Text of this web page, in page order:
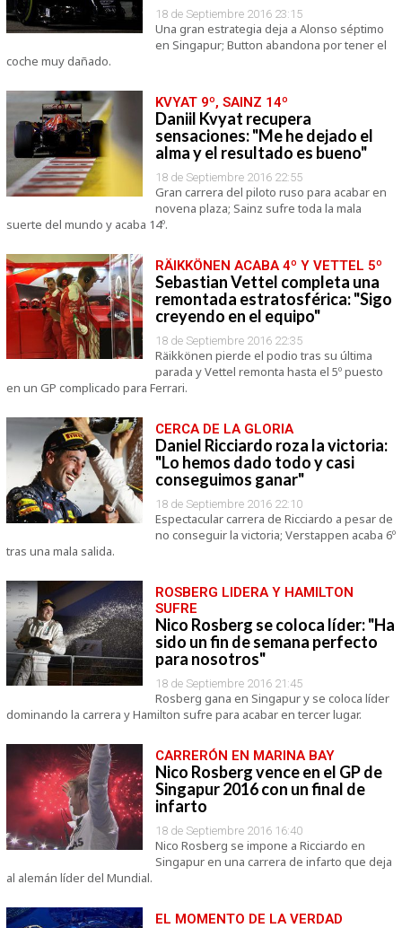
18 de Septiembre 2016 23:15
Una gran estrategia deja a Alonso séptimo
en Singapur; Button abandona por tener el
coche muy dañado.
KVYAT 9º, SAINZ 14º
Daniil Kvyat recupera
sensaciones: "Me he dejado el
alma y el resultado es bueno"
18 de Septiembre 2016 22:55
Gran carrera del piloto ruso para acabar en
novena plaza; Sainz sufre toda la mala
suerte del mundo y acaba 14º.
RÄIKKÖNEN ACABA 4º Y VETTEL 5º
Sebastian Vettel completa una
remontada estratosférica: "Sigo
creyendo en el equipo"
18 de Septiembre 2016 22:35
Räikkönen pierde el podio tras su última
parada y Vettel remonta hasta el 5º puesto
en un GP complicado para Ferrari.
CERCA DE LA GLORIA
Daniel Ricciardo roza la victoria:
"Lo hemos dado todo y casi
conseguimos ganar"
18 de Septiembre 2016 22:10
Espectacular carrera de Ricciardo a pesar de
no conseguir la victoria; Verstappen acaba 6º
tras una mala salida.
ROSBERG LIDERA Y HAMILTON
SUFRE
Nico Rosberg se coloca líder: "Ha
sido un fin de semana perfecto
para nosotros"
18 de Septiembre 2016 21:45
Rosberg gana en Singapur y se coloca líder
dominando la carrera y Hamilton sufre para acabar en tercer lugar.
CARRERÓN EN MARINA BAY
Nico Rosberg vence en el GP de
Singapur 2016 con un final de
infarto
18 de Septiembre 2016 16:40
Nico Rosberg se impone a Ricciardo en
Singapur en una carrera de infarto que deja
al alemán líder del Mundial.
EL MOMENTO DE LA VERDAD